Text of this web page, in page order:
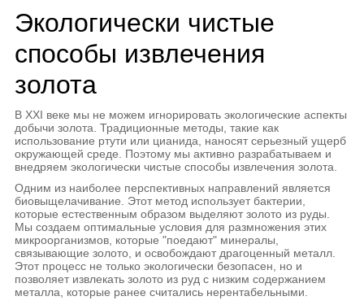
Экологически чистые
способы извлечения
золота
В XXI веке мы не можем игнорировать экологические аспекты
добычи золота. Традиционные методы, такие как
использование ртути или цианида, наносят серьезный ущерб
окружающей среде. Поэтому мы активно разрабатываем и
внедряем экологически чистые способы извлечения золота.
Одним из наиболее перспективных направлений является
биовыщелачивание. Этот метод использует бактерии,
которые естественным образом выделяют золото из руды.
Мы создаем оптимальные условия для размножения этих
микроорганизмов, которые "поедают" минералы,
связывающие золото, и освобождают драгоценный металл.
Этот процесс не только экологически безопасен, но и
позволяет извлекать золото из руд с низким содержанием
металла, которые ранее считались нерентабельными.